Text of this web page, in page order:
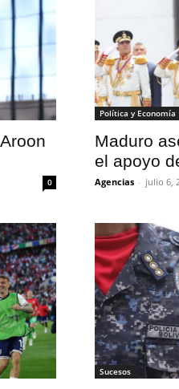
0
Política y Economía
Maduro
el apoyo
Agencias - julio 6,
Sucesos